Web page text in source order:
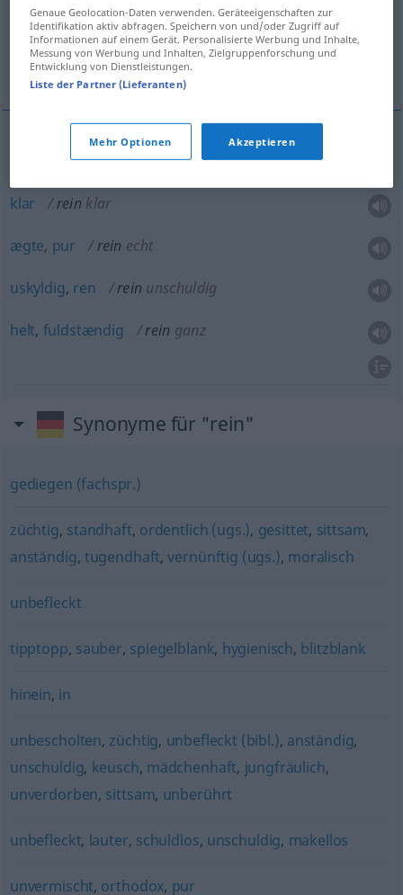
(Für mehr Details die Übersetzung anklicken/antippen)
ren, klar, ægte, uskyldig, pur, ren, helt,
fuldstændig
rein
klar rein klar
ægte, pur rein echt
uskyldig, ren rein unschuldig
helt, fuldstændig rein ganz
Synonyme für "rein"
gediegen (fachspr.)
züchtig, standhaft, ordentlich (ugs.), gesittet, sittsam,
anständig, tugendhaft,vernünftig (ugs.), moralisch
unbefleckt
tipptopp, sauber, spiegelblank, hygienisch, blitzblank
hinein, in
unbescholten, züchtig, unbefleckt (bibl.), anständig,
unschuldig, keusch, mädchenhaft, jungfräulich,
unverdorben, sittsam, unberührt
unbefleckt, lauter, schuldlos, unschuldig, makellos
unvermischt, orthodox, pur
Genaue Geolocation-Daten verwenden. Geräteeigenschaften zur
Identifikation aktiv abfragen. Speichern von und/oder Zugriff auf
Informationen auf einem Gerät. Personalisierte Werbung und Inhalte,
Messung von Werbung und Inhalten, Zielgruppenforschung und
Entwicklung von Dienstleistungen.
Liste der Partner (Lieferanten)
Mehr Optionen Akzeptieren